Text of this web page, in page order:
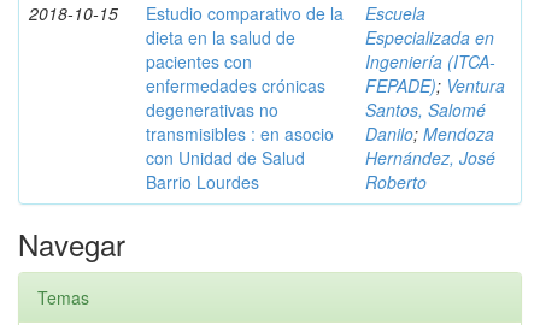
2018-10-15
Estudio comparativo de la
dieta en la salud de
pacientes con
enfermedades crónicas
degenerativas no
transmisibles : en asocio
con Unidad de Salud
Barrio Lourdes
Escuela
Especializada en
Ingeniería (ITCA-
FEPADE); Ventura
Santos, Salomé
Danilo; Mendoza
Hernández, José
Roberto
Navegar
Temas